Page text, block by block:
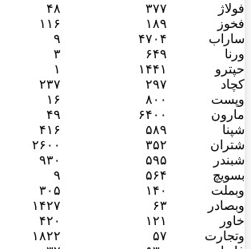
فولاژ ۳۷۷
۴۸
فخوز
۱۸۹
۱۱۶
ساراب
۴۷۰۴
۹
ورنا
۶۴۹
۳
حپترو
۱۴۴۱
۱
کچاد
۲۹۷
۲۳۷
وپست
۸۰۰
۱۶
مارون
۶۴۰۰
۴۹
شپنا
۵۸۹
۴۱۶
شتران
۳۵۲
۲۶۰۰
شبندر
۵۹۵
۹۳۰
بسویچ
۵۶۴
۹
وبملت
۱۴۰
۳۰۵
وبصادر
۶۳
۱۴۲۷
خاور
۱۲۱
۴۲۰
وتجارت
۵۷
۱۸۲۲